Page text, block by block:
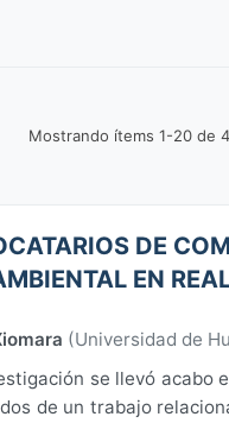
Mostrando ítems 1-20 de
DE
EN
(Universidad de
se llevó acabo
de un trabajo